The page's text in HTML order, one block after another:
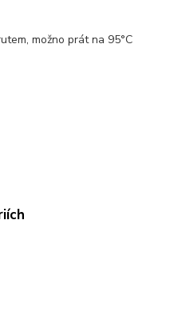
možno prát na 95°C